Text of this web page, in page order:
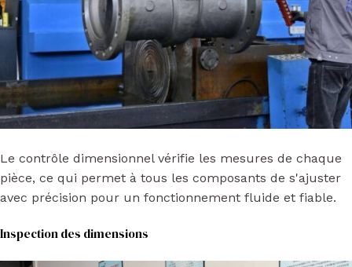
Le contrôle dimensionnel vérifie les mesures de chaque
pièce, ce qui permet à tous les composants de s'ajuster
avec précision pour un fonctionnement fluide et fiable.
Inspection des dimensions